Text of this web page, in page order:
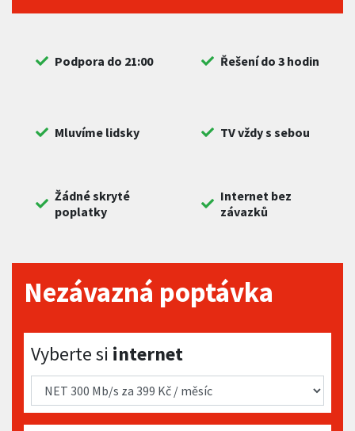
Podpora do 21:00 Řešení do 3 hodin
Mluvíme lidsky TV vždy s sebou
Žádné skryté
poplatky
Internet bez
závazků
Nezávazná poptávka
Vyberte si internet
Vyberte si internet